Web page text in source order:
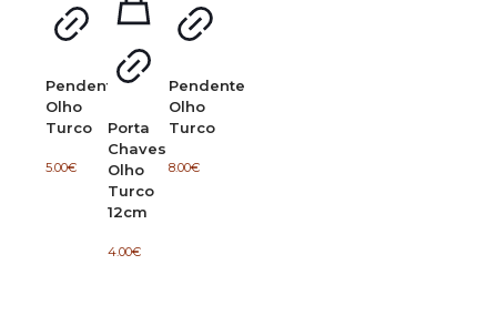
Pendente
Olho
Turco
5.00€
Porta
Chaves
Olho
Turco
12cm
4.00€
Pendente
Olho
Turco
8.00€